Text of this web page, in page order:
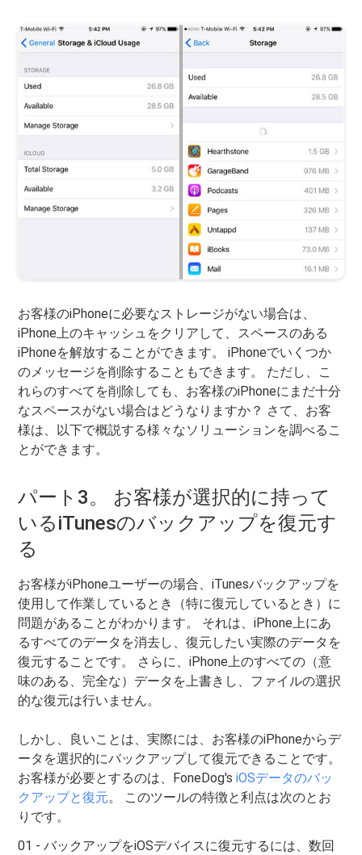
お客様のiPhoneに必要なストレージがない場合は、
iPhone上のキャッシュをクリアして、スペースのある
iPhoneを解放することができます。 iPhoneでいくつか
のメッセージを削除することもできます。 ただし、こ
れらのすべてを削除しても、お客様のiPhoneにまだ十分
なスペースがない場合はどうなりますか？ さて、お客
様は、以下で概説する様々なソリューションを調べるこ
とができます。
パート3。 お客様が選択的に持って
いるiTunesのバックアップを復元す
る
お客様がiPhoneユーザーの場合、iTunesバックアップを
使用して作業しているとき（特に復元しているとき）に
問題があることがわかります。 それは、iPhone上にあ
るすべてのデータを消去し、復元したい実際のデータを
復元することです。 さらに、iPhone上のすべての（意
味のある、完全な）データを上書きし、ファイルの選択
的な復元は行いません。
しかし、良いことは、実際には、お客様のiPhoneからデ
ータを選択的にバックアップして復元できることです。
お客様が必要とするのは、FoneDog'siOSデータのバッ
クアップと復元。 このツールの特徴と利点は次のとお
りです。
01 - バックアップをiOSデバイスに復元するには、数回